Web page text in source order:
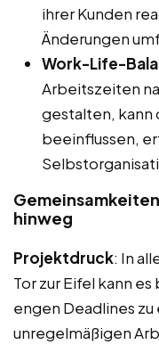
ihrer Kunden
Änderungen
Work-Life-
Arbeitszeiten
gestalten, kann
beeinflussen,
hinweg
Projektdruck: In
Tor zur Eifel kann
engen Deadlines
unregelmäßigen